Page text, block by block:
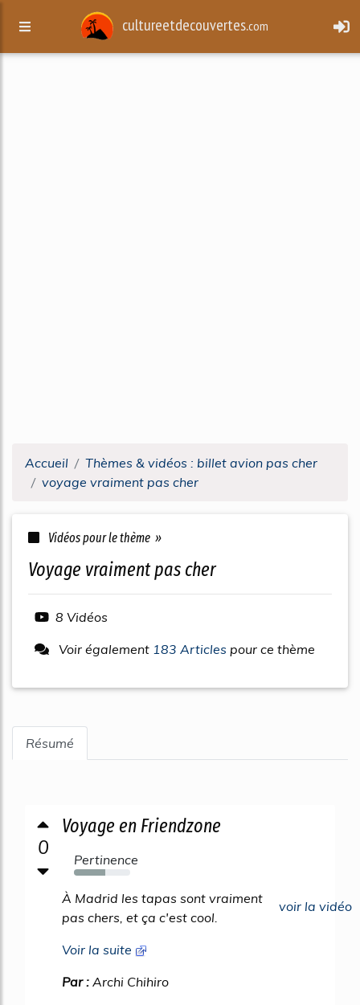
cultureetdecouvertes.com
Accueil
Thèmes & vidéos : billet avion pas cher
voyage vraiment pas cher
Vidéos pour le thème »
voyage vraiment pas cher
8 Vidéos
Voir également 183 Articles pour ce thème
Résumé
0
Voyage en Friendzone
Pertinence
56%
voir la vidéo
À Madrid les tapas sont vraiment
pas chers, et ça c'est cool.
Voir la suite
Par : Archi Chihiro